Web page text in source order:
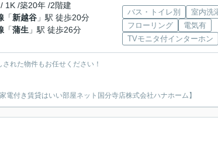
1K /築20年 /2階建
「新越谷 」駅 徒歩20分
「蒲生 」駅 徒歩26分
バス・トイレ別 室内洗
フローリング
電気有
TVモニタ付インターホン
れた物件もお任せください！
電付き賃貸はいい部屋ネット国分寺店株式会社ハナホーム】